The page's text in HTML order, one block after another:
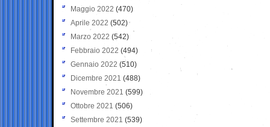
Maggio 2022 (470)
Aprile 2022 (502)
Marzo 2022 (542)
Febbraio 2022 (494)
Gennaio 2022 (510)
Dicembre 2021 (488)
Novembre 2021 (599)
Ottobre 2021 (506)
Settembre 2021 (539)